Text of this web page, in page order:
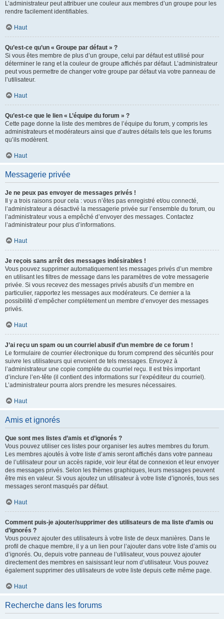
L’administrateur peut attribuer une couleur aux membres d’un groupe pour les
rendre facilement identifiables.
Haut
Qu’est-ce qu’un « Groupe par défaut » ?
Si vous êtes membre de plus d’un groupe, celui par défaut est utilisé pour
déterminer le rang et la couleur de groupe affichés par défaut. L’administrateur
peut vous permettre de changer votre groupe par défaut via votre panneau de
l’utilisateur.
Haut
Qu’est-ce que le lien « L’équipe du forum » ?
Cette page donne la liste des membres de l’équipe du forum, y compris les
administrateurs et modérateurs ainsi que d’autres détails tels que les forums
qu’ils modèrent.
Haut
Messagerie privée
Je ne peux pas envoyer de messages privés !
Il y a trois raisons pour cela : vous n’êtes pas enregistré et/ou connecté,
l’administrateur a désactivé la messagerie privée sur l’ensemble du forum, ou
l’administrateur vous a empêché d’envoyer des messages. Contactez
l’administrateur pour plus d’informations.
Haut
Je reçois sans arrêt des messages indésirables !
Vous pouvez supprimer automatiquement les messages privés d’un membre
en utilisant les filtres de message dans les paramètres de votre messagerie
privée. Si vous recevez des messages privés abusifs d’un membre en
particulier, rapportez les messages aux modérateurs. Ce dernier a la
possibilité d’empêcher complètement un membre d’envoyer des messages
privés.
Haut
J’ai reçu un spam ou un courriel abusif d’un membre de ce forum !
Le formulaire de courrier électronique du forum comprend des sécurités pour
suivre les utilisateurs qui envoient de tels messages. Envoyez à
l’administrateur une copie complète du courriel reçu. Il est très important
d’inclure l’en-tête (il contient des informations sur l’expéditeur du courriel).
L’administrateur pourra alors prendre les mesures nécessaires.
Haut
Amis et ignorés
Que sont mes listes d’amis et d’ignorés ?
Vous pouvez utiliser ces listes pour organiser les autres membres du forum.
Les membres ajoutés à votre liste d’amis seront affichés dans votre panneau
de l’utilisateur pour un accès rapide, voir leur état de connexion et leur envoyer
des messages privés. Selon les thèmes graphiques, leurs messages peuvent
être mis en valeur. Si vous ajoutez un utilisateur à votre liste d’ignorés, tous ses
messages seront masqués par défaut.
Haut
Comment puis-je ajouter/supprimer des utilisateurs de ma liste d’amis ou
d’ignorés ?
Vous pouvez ajouter des utilisateurs à votre liste de deux manières. Dans le
profil de chaque membre, il y a un lien pour l’ajouter dans votre liste d’amis ou
d’ignorés. Ou, depuis votre panneau de l’utilisateur, vous pouvez ajouter
directement des membres en saisissant leur nom d’utilisateur. Vous pouvez
également supprimer des utilisateurs de votre liste depuis cette même page.
Haut
Recherche dans les forums